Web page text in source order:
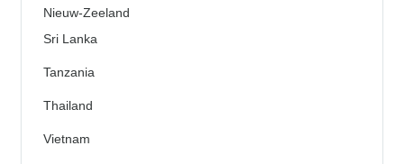
Nieuw-Zeeland
Sri Lanka
Tanzania
Thailand
Vietnam